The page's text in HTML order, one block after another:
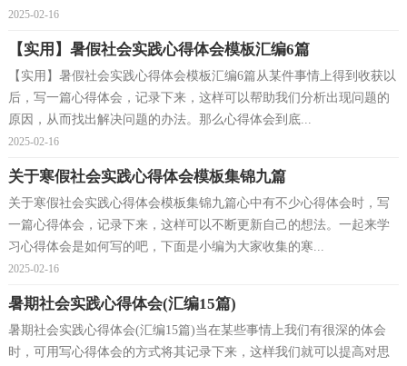
2025-02-16
【实用】暑假社会实践心得体会模板汇编6篇
【实用】暑假社会实践心得体会模板汇编6篇从某件事情上得到收获以
后，写一篇心得体会，记录下来，这样可以帮助我们分析出现问题的
原因，从而找出解决问题的办法。那么心得体会到底...
2025-02-16
关于寒假社会实践心得体会模板集锦九篇
关于寒假社会实践心得体会模板集锦九篇心中有不少心得体会时，写
一篇心得体会，记录下来，这样可以不断更新自己的想法。一起来学
习心得体会是如何写的吧，下面是小编为大家收集的寒...
2025-02-16
暑期社会实践心得体会(汇编15篇)
暑期社会实践心得体会(汇编15篇)当在某些事情上我们有很深的体会
时，可用写心得体会的方式将其记录下来，这样我们就可以提高对思